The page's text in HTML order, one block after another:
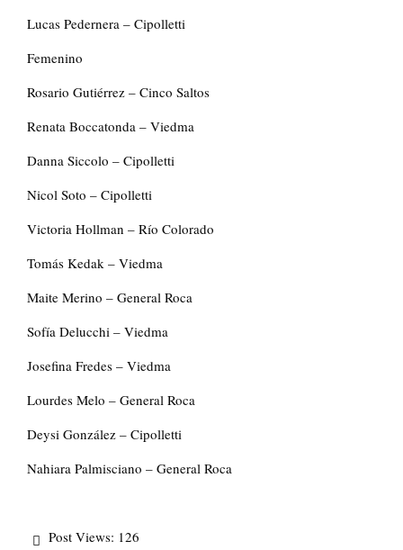
Lucas Pedernera – Cipolletti
Femenino
Rosario Gutiérrez – Cinco Saltos
Renata Boccatonda – Viedma
Danna Siccolo – Cipolletti
Nicol Soto – Cipolletti
Victoria Hollman – Río Colorado
Tomás Kedak – Viedma
Maite Merino – General Roca
Sofía Delucchi – Viedma
Josefina Fredes – Viedma
Lourdes Melo – General Roca
Deysi González – Cipolletti
Nahiara Palmisciano – General Roca
Post Views: 126